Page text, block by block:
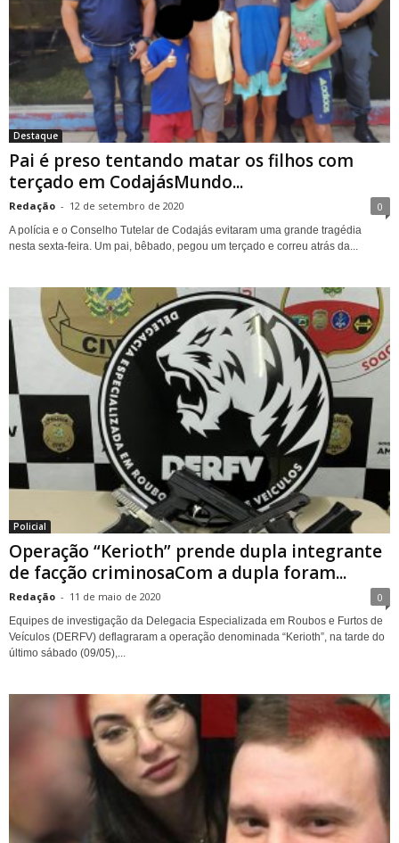
Destaque
Pai é preso tentando matar os filhos com
terçado em CodajásMundo...
Redação - 12 de setembro de 2020 0
A polícia e o Conselho Tutelar de Codajás evitaram uma grande tragédia
nesta sexta-feira. Um pai, bêbado, pegou um terçado e correu atrás da...
Policial
Operação “Kerioth” prende dupla integrante
de facção criminosaCom a dupla foram...
Redação - 11 de maio de 2020 0
Equipes de investigação da Delegacia Especializada em Roubos e Furtos de
Veículos (DERFV) deflagraram a operação denominada “Kerioth”, na tarde do
último sábado (09/05),...